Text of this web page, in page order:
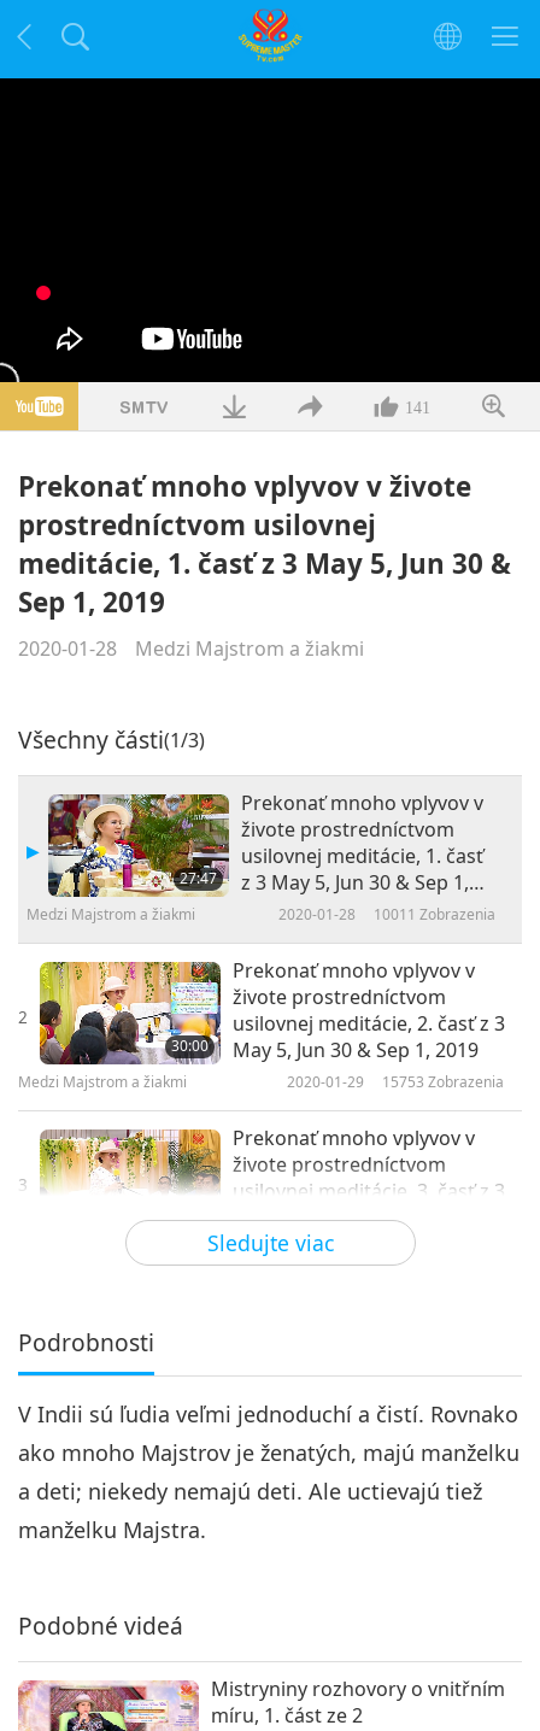
141
Prekonať mnoho vplyvov v živote
prostredníctvom usilovnej
meditácie, 1. časť z 3 May 5, Jun 30 &
Sep 1, 2019
2020-01-28 Medzi Majstrom a žiakmi
Sledujte viac
Všechny části(1/3)
27:47
Prekonať mnoho vplyvov v
živote prostredníctvom
usilovnej meditácie, 1. časť
z 3 May 5, Jun 30 & Sep 1,
2019
Medzi Majstrom a žiakmi 2020-01-28 10011 Zobrazenia
2
30:00
Prekonať mnoho vplyvov v
živote prostredníctvom
usilovnej meditácie, 2. časť z 3
May 5, Jun 30 & Sep 1, 2019
Medzi Majstrom a žiakmi 2020-01-29 15753 Zobrazenia
3
Prekonať mnoho vplyvov v
živote prostredníctvom
usilovnej meditácie, 3. časť z 3
May 5, Jun 30 & Sep 1, 2019
Medzi Majstrom a žiakmi 2020-01-30 10536
Podrobnosti
V Indii sú ľudia veľmi jednoduchí a čistí. Rovnako
ako mnoho Majstrov je ženatých, majú manželku
a deti; niekedy nemajú deti. Ale uctievajú tiež
manželku Majstra.
Podobné videá
Mistryniny rozhovory o vnitřním
míru, 1. část ze 2